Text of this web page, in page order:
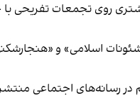
روی تجمعات تفریحی با
اسلامی» و
رسانه‌های اجتماعی